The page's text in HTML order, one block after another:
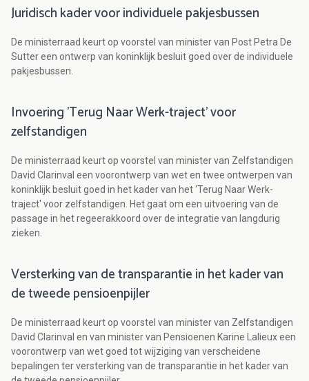
Juridisch kader voor individuele pakjesbussen
De ministerraad keurt op voorstel van minister van Post Petra De
Sutter een ontwerp van koninklijk besluit goed over de individuele
pakjesbussen.
Invoering 'Terug Naar Werk-traject' voor
zelfstandigen
De ministerraad keurt op voorstel van minister van Zelfstandigen
David Clarinval een voorontwerp van wet en twee ontwerpen van
koninklijk besluit goed in het kader van het 'Terug Naar Werk-
traject' voor zelfstandigen. Het gaat om een uitvoering van de
passage in het regeerakkoord over de integratie van langdurig
zieken.
Versterking van de transparantie in het kader van
de tweede pensioenpijler
De ministerraad keurt op voorstel van minister van Zelfstandigen
David Clarinval en van minister van Pensioenen Karine Lalieux een
voorontwerp van wet goed tot wijziging van verscheidene
bepalingen ter versterking van de transparantie in het kader van